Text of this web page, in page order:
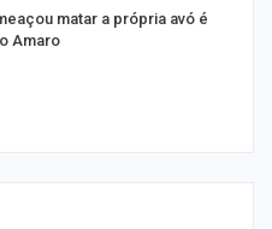
matar a própria avó é
Amaro